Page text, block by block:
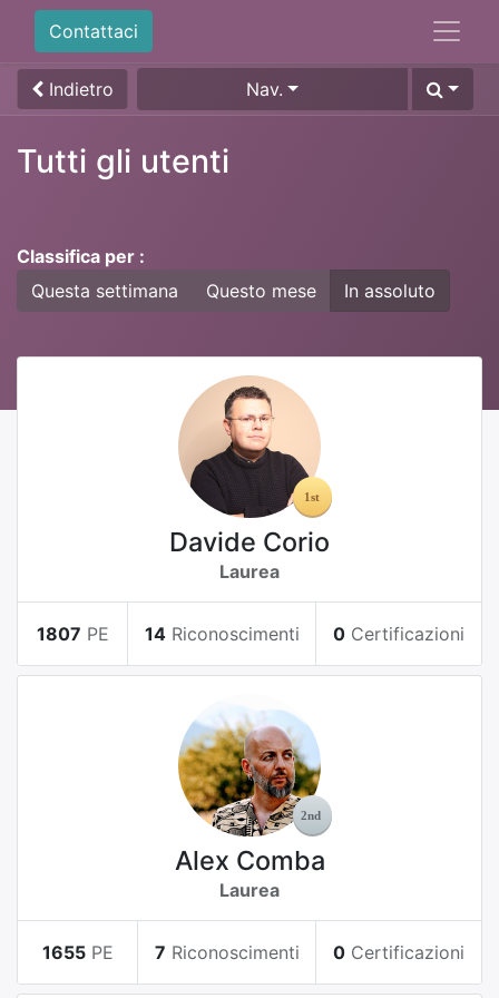
Contattaci
Indietro Nav.
Tutti gli utenti
Classifica per :
Questa settimana
Questo mese In assoluto
Davide Corio
Laurea
1807 PE 14 Riconoscimenti 0 Certificazioni
Alex Comba
Laurea
1655 PE 7 Riconoscimenti 0 Certificazioni